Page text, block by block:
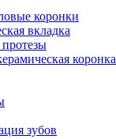
коронки
вкладка
коронка
зубов